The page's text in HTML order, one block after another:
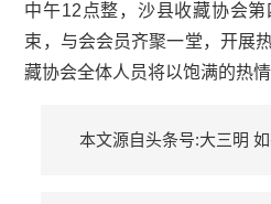
中午12点整，沙县收藏协会
束，与会会员齐聚一堂，开展
藏协会全体人员将以饱满的热
本文源自头条号:大三明